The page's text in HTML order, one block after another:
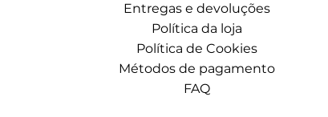
Entregas e devoluções
Política da loja
Política de Cookies
Métodos de pagamento
FAQ